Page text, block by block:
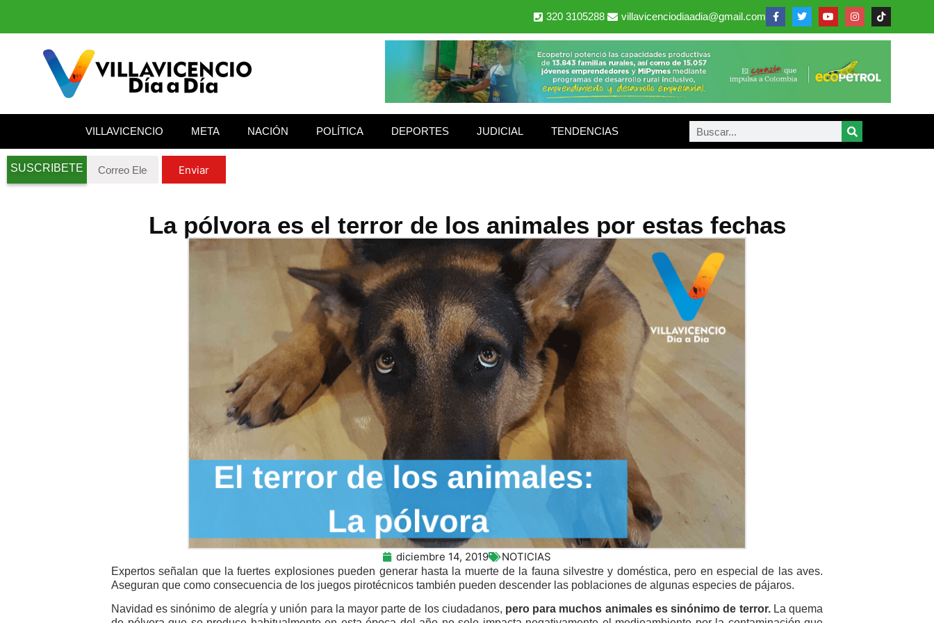
320 3105288 villavicenciodiaadia@gmail.com
VILLAVICENCIO META NACIÓN POLÍTICA DEPORTES JUDICIAL TENDENCIAS
SUSCRIBETE Enviar
La pólvora es el terror de los animales por estas fechas
diciembre 14, 2019 NOTICIAS
Expertos señalan que la fuertes explosiones pueden generar hasta la muerte de la fauna silvestre y doméstica, pero en especial de las aves.
Aseguran que como consecuencia de los juegos pirotécnicos también pueden descender las poblaciones de algunas especies de pájaros.
Navidad es sinónimo de alegría y unión para la mayor parte de los ciudadanos, pero para muchos animales es sinónimo de terror.La quema